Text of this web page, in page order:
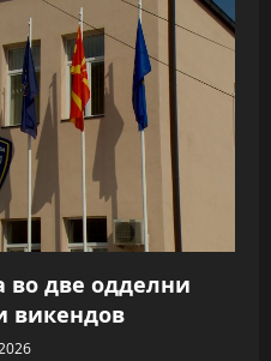
во две одделни
викендов